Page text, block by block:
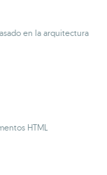
en la arquitectura
HTML